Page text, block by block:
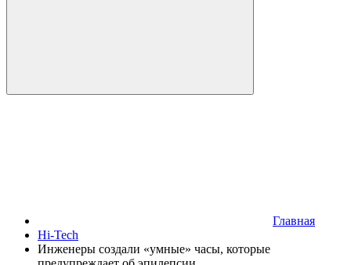
Главная
Hi-Tech
Инженеры создали «умные» часы, которые